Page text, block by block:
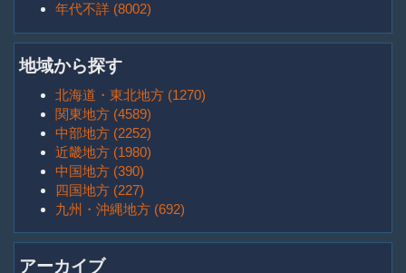
年代不詳 (8002)
地域から探す
北海道・東北地方 (1270)
関東地方 (4589)
中部地方 (2252)
近畿地方 (1980)
中国地方 (390)
四国地方 (227)
九州・沖縄地方 (692)
アーカイブ